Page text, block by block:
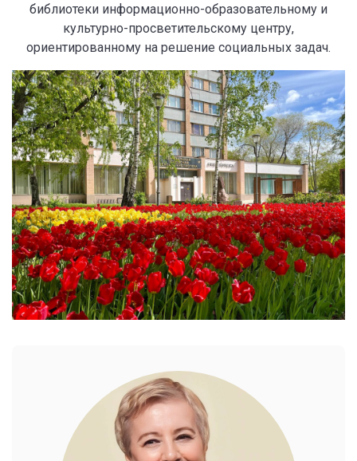
библиотеки информационно-образовательному и
культурно-просветительскому центру,
ориентированному на решение социальных задач.